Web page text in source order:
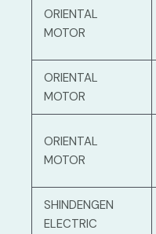
ORIENTAL
MOTOR
ORIENTAL
MOTOR
ORIENTAL
MOTOR
SHINDENGEN
ELECTRIC